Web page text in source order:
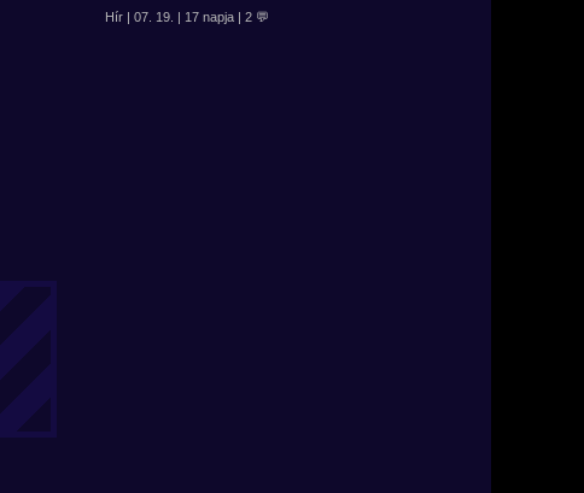
Hír | 07. 19. | 17 napja | 2 💬